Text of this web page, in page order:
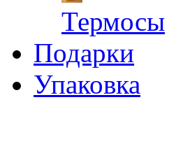
Термосы
Подарки
Упаковка